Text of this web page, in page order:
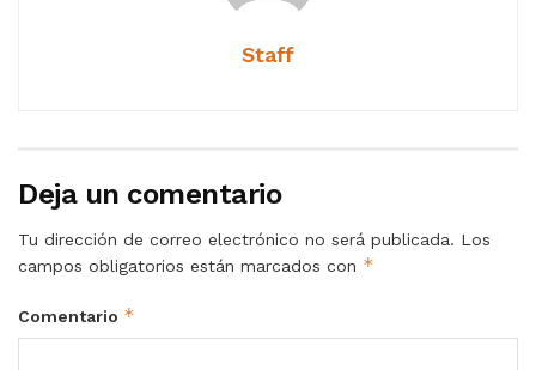
Staff
Deja un comentario
Tu dirección de correo electrónico no será publicada. Los
campos obligatorios están marcados con *
Comentario *